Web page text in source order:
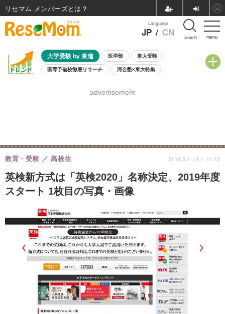
menu
Language
JP / CN search
大学受験 by 東進 医学部 東大受験
医専予備校徹底リサーチ 河合塾×東大特集
8月開催学校説明会・相談会
advertisement
英検新方式は「英検2020」名称決定、2019年度
スタート 1枚目の写真・画像
教育・受験 高校生 2018.5.1（火） 11:15
リセマム メンバーズ